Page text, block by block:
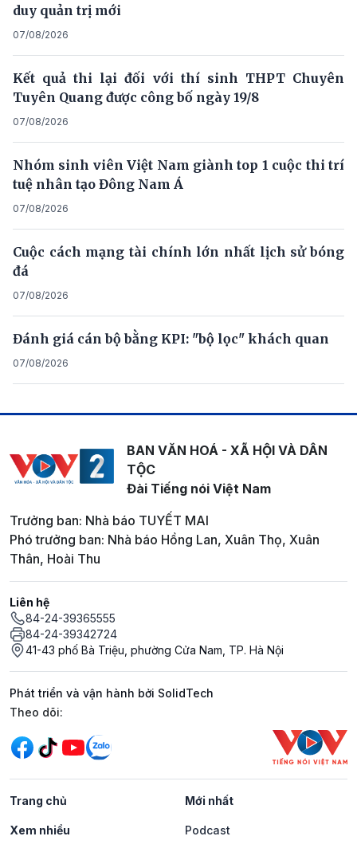
duy quản trị mới
07/08/2026
Kết quả thi lại đối với thí sinh THPT Chuyên
Tuyên Quang được công bố ngày 19/8
07/08/2026
Nhóm sinh viên Việt Nam giành top 1 cuộc thi trí
tuệ nhân tạo Đông Nam Á
07/08/2026
Cuộc cách mạng tài chính lớn nhất lịch sử bóng
đá
07/08/2026
Đánh giá cán bộ bằng KPI: "bộ lọc" khách quan
07/08/2026
BAN VĂN HOÁ - XÃ HỘI VÀ DÂN
TỘC
Đài Tiếng nói Việt Nam
Trưởng ban: Nhà báo TUYẾT MAI
Phó trưởng ban: Nhà báo Hồng Lan, Xuân Thọ, Xuân
Thân, Hoài Thu
Liên hệ
84-24-39365555
84-24-39342724
41-43 phố Bà Triệu, phường Cửa Nam, TP. Hà Nội
Phát triển và vận hành bởi SolidTech
Mạng xã hội
Theo dõi:
Trang chủ Mới nhất
Xem nhiều Podcast